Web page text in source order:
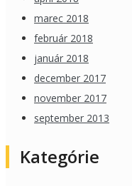
marec 2018
február 2018
január 2018
december 2017
november 2017
september 2013
Kategórie